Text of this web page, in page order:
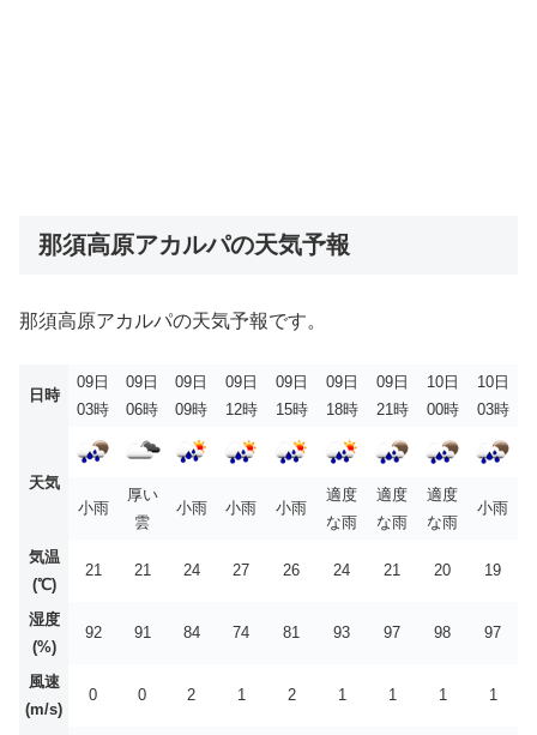
那須高原アカルパの天気予報
那須高原アカルパの天気予報です。
日時
09日
03時
09日
06時
09日
09時
09日
12時
09日
15時
09日
18時
09日
21時
10日
00時
10日
03時
天気
小雨
厚い
雲
小雨 小雨 小雨
適度
な雨
適度
な雨
適度
な雨
小雨
気温
(℃)
21 21 24 27 26 24 21 20 19
湿度
(%)
92 91 84 74 81 93 97 98 97
風速
(m/s)
0 0 2 1 2 1 1 1 1